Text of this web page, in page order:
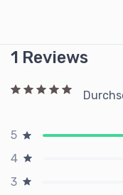
1 Reviews
5
4
3